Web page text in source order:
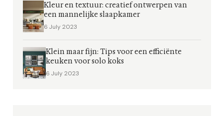
Kleur en textuur: creatief ontwerpen van
een mannelijke slaapkamer
6 July 2023
Klein maar fijn: Tips voor een efficiënte
keuken voor solo koks
6 July 2023